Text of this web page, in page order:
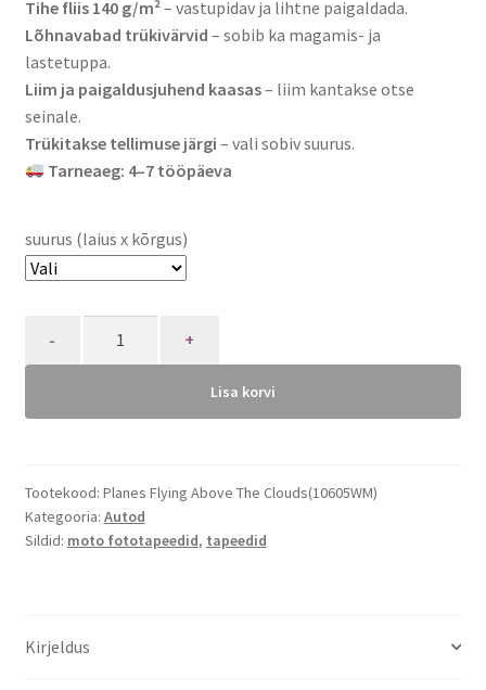
Tihe fliis 140 g/m²– vastupidav ja lihtne paigaldada.
Lõhnavabad trükivärvid – sobib ka magamis- ja
lastetuppa.
Liim ja paigaldusjuhend kaasas– liim kantakse otse
seinale.
Trükitakse tellimuse järgi – vali sobiv suurus.
Tarneaeg: 4–7 tööpäeva
suurus (laius x kõrgus)
Lisa korvi
Tootekood: Planes Flying Above The Clouds(10605WM)
Kategooria: Autod
Sildid: moto fototapeedid, tapeedid
Kirjeldus